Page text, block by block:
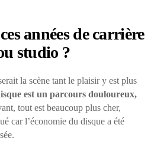
années de carrière
studio ?
la scène tant le plaisir y est plus
est un parcours douloureux,
tout est beaucoup plus cher,
car l’économie du disque a été